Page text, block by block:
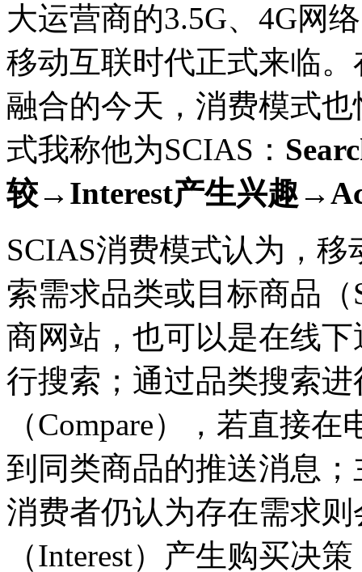
大运营商的3.5G、 4G网
移动互联时代正式来临
融合的今天，消费模式
式我称他为SCIAS ：
较→Interest产生兴趣
SCIAS消费模式认为，移
索需求品类或目标商品（
商网站，也可以是在线
行搜索；通过品类搜索
（Compare），若直接在
到同类商品的推送消息
消费者仍认为存在需求
（Interest）产生购买决